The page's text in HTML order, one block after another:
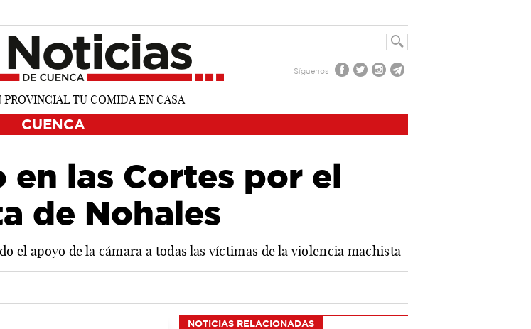
Síguenos
CUENCA
las Cortes por el
de Nohales
el apoyo de la cámara a todas las víctimas de la violencia machista
NOTICIAS RELACIONADAS